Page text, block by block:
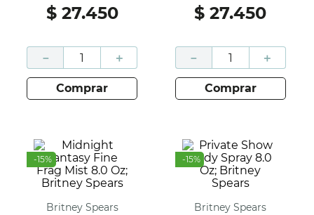
$ 27.450
＋
－
comprar
$ 27.450
＋
－
comprar
-15%
Britney Spears
-15%
Britney Spears